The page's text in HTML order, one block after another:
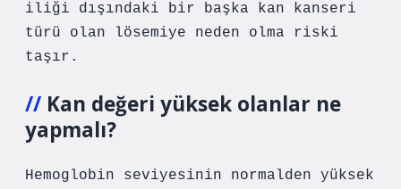
iliği dışındaki bir başka kan kanseri
türü olan lösemiye neden olma riski
taşır.
Kan değeri yüksek olanlar ne
yapmalı?
Hemoglobin seviyesinin normalden yüksek